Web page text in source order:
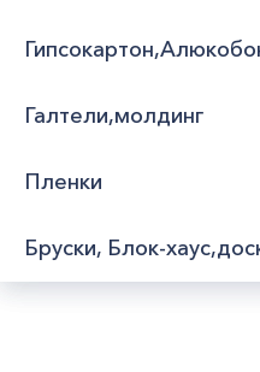
Галтели,молдинг
Пленки
Бруски, Блок-